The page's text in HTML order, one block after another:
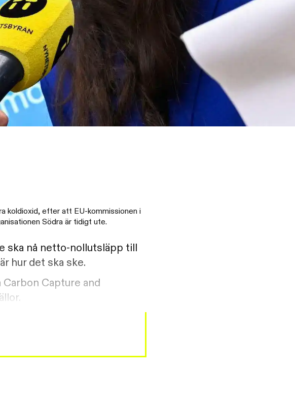
koldioxid, efter att EU-kommissionen i
Södra är tidigt ute.
ska nå netto-nollutsläpp till
hur det ska ske.
Capture and